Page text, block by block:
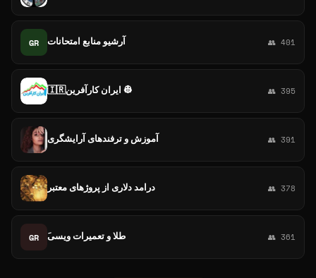
GR آرشیو منابع امتحانات 👥 401
🇮🇷ایران کارآفرین 👷 👥 395
آموزش و ترفندهای آرایشگری 👥 391
درامد دلاری از پروژهای معتبر 👥 378
GR َطلا و تعمیرات ویسی 👥 361